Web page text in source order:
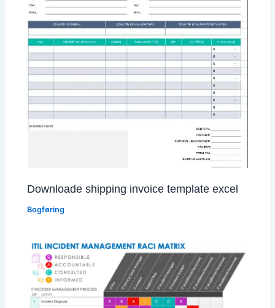
Downloade shipping invoice template excel
Bogføring